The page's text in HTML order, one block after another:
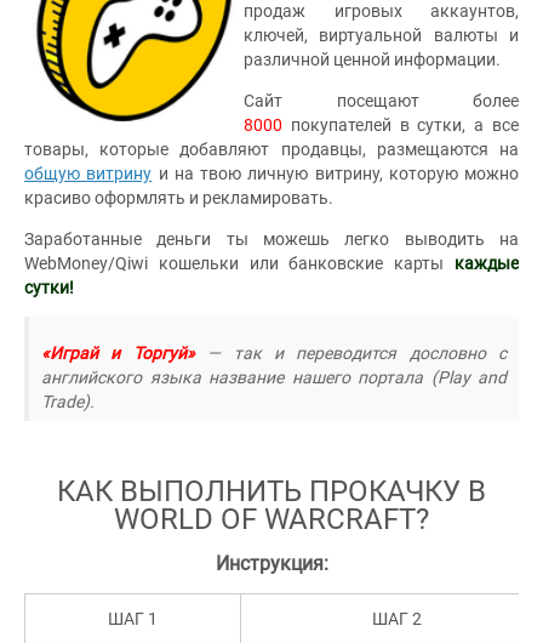
продаж игровых аккаунтов,
ключей, виртуальной валюты и
различной ценной информации.
Сайт посещают более
8000 покупателей в сутки, а все
товары, которые добавляют продавцы, размещаются на
общую витрину и на твою личную витрину, которую можно
красиво оформлять и рекламировать.
Заработанные деньги ты можешь легко выводить на
WebMoney/Qiwi кошельки или банковские карты каждые
сутки!
«Играй и Торгуй»— так и переводится дословно с
английского языка название нашего портала (Play and
Trade).
КАК ВЫПОЛНИТЬ ПРОКАЧКУ В
WORLD OF WARCRAFT?
Инструкция:
ШАГ 1 ШАГ 2